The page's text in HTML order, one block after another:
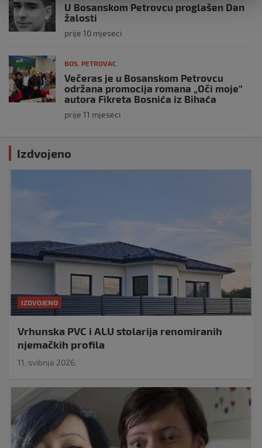
U Bosanskom Petrovcu proglašen Dan
žalosti
prije 10 mjeseci
BOS. PETROVAC
Večeras je u Bosanskom Petrovcu
održana promocija romana „Oči moje“
autora Fikreta Bosnića iz Bihaća
prije 11 mjeseci
Izdvojeno
IZDVOJENO
Vrhunska PVC i ALU stolarija renomiranih
njemačkih profila
11. svibnja 2026.